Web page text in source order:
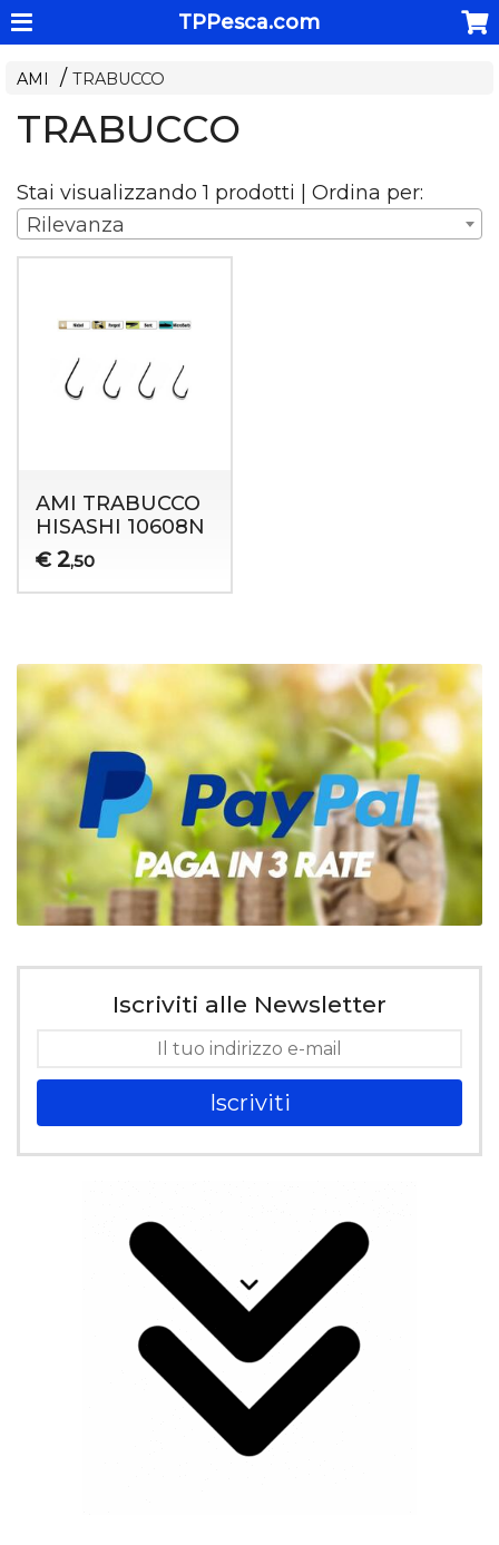
TPPesca.com
AMI TRABUCCO
TRABUCCO
Stai visualizzando 1 prodotti | Ordina per:
Rilevanza
AMI TRABUCCO
HISASHI 10608N
€ 2,50
Iscriviti alle Newsletter
Iscriviti